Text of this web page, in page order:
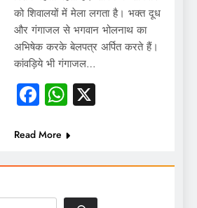
को शिवालयों में मेला लगता है। भक्त दूध
और गंगाजल से भगवान भोलनाथ का
अभिषेक करके बेलपत्र अर्पित करते हैं।
कांवड़िये भी गंगाजल…
Facebook
WhatsApp
X
Read More